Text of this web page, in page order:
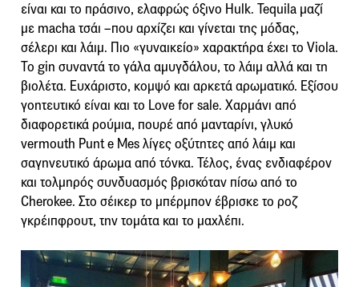
είναι και το πράσινο, ελαφρώς όξινο Hulk. Tequila μαζί
με macha τσάι –που αρχίζει και γίνεται της μόδας,
σέλερι και λάιμ. Πιο «γυναικείο» χαρακτήρα έχει το Viola.
Το gin συναντά το γάλα αμυγδάλου, το λάιμ αλλά και τη
βιολέτα. Ευχάριστο, κομψό και αρκετά αρωματικό. Εξίσου
γοητευτικό είναι και το Love for sale. Χαρμάνι από
διαφορετικά ρούμια, πουρέ από μανταρίνι, γλυκό
vermouth Punt e Mes λίγες οξύτητες από λάιμ και
σαγηνευτικό άρωμα από τόνκα. Τέλος, ένας ενδιαφέρον
και τολμηρός συνδυασμός βρισκόταν πίσω από το
Cherokee. Στο σέικερ το μπέρμπον έβρισκε το ροζ
γκρέιπφρουτ, την τομάτα και το μαχλέπι.